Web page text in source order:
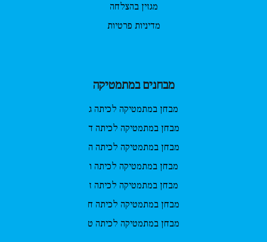
מגזין בהצלחה
מדיניות פרטיות
מבחנים במתמטיקה
מבחן במתמטיקה לכיתה ג
מבחן במתמטיקה לכיתה ד
מבחן במתמטיקה לכיתה ה
מבחן במתמטיקה לכיתה ו
מבחן במתמטיקה לכיתה ז
מבחן במתמטיקה לכיתה ח
מבחן במתמטיקה לכיתה ט